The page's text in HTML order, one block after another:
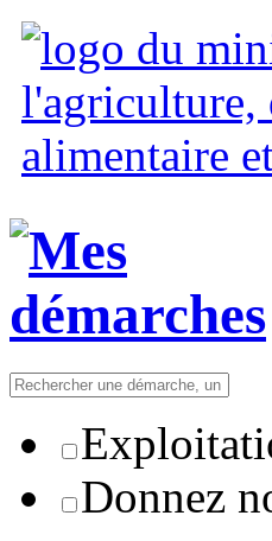
Donnez